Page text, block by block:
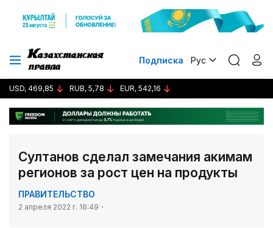
Подписка Рус
USD, 469,85 RUB, 5,78 EUR, 542,16
Султанов сделал замечания акимам
регионов за рост цен на продукты
ПРАВИТЕЛЬСТВО
2 апреля 2022 г. 16:49